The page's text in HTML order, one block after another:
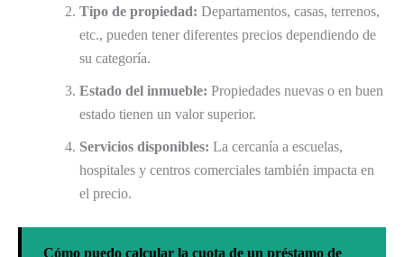
Tipo de propiedad: Departamentos, casas, terrenos,
etc., pueden tener diferentes precios dependiendo de
su categoría.
Estado del inmueble: Propiedades nuevas o en buen
estado tienen un valor superior.
Servicios disponibles: La cercanía a escuelas,
hospitales y centros comerciales también impacta en
el precio.
Cómo puedo calcular la cuota de un préstamo de